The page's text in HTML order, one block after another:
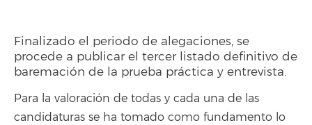
Finalizado el periodo de alegaciones, se
procede a publicar el tercer listado definitivo de
baremación de la prueba práctica y entrevista.
Para la valoración de todas y cada una de las
candidaturas se ha tomado como fundamento lo